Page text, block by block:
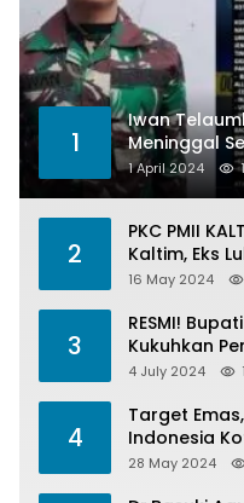
1
Iwan
Meninggal
1 April 2024
2
PKC PMII
Kaltim, Eks
Menelan
16 May 2024
3
RESMI!
Kukuhkan
4 July 2024
4
Target
Indonesia
Barometer
28 May 2024